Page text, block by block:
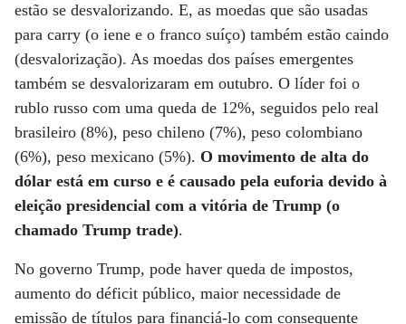
estão se desvalorizando. E, as moedas que são usadas
para carry (o iene e o franco suíço) também estão caindo
(desvalorização). As moedas dos países emergentes
também se desvalorizaram em outubro. O líder foi o
rublo russo com uma queda de 12%, seguidos pelo real
brasileiro (8%), peso chileno (7%), peso colombiano
(6%), peso mexicano (5%). O movimento de alta do
dólar está em curso e é causado pela euforia devido à
eleição presidencial com a vitória de Trump (o
chamado Trump trade).
No governo Trump, pode haver queda de impostos,
aumento do déficit público, maior necessidade de
emissão de títulos para financiá-lo com consequente